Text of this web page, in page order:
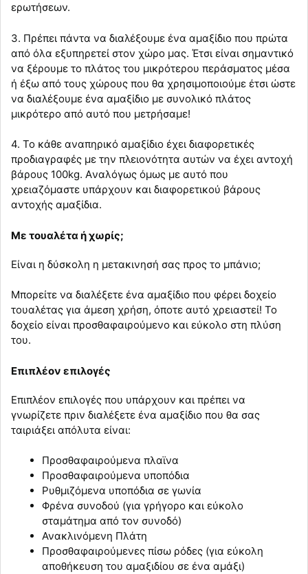
ερωτήσεων.
3. Πρέπει πάντα να διαλέξουμε ένα αμαξίδιο που πρώτα
από όλα εξυπηρετεί στον χώρο μας. Έτσι είναι σημαντικό
να ξέρουμε το πλάτος του μικρότερου περάσματος μέσα
ή έξω από τους χώρους που θα χρησιμοποιούμε έτσι ώστε
να διαλέξουμε ένα αμαξίδιο με συνολικό πλάτος
μικρότερο από αυτό που μετρήσαμε!
4. Το κάθε αναπηρικό αμαξίδιο έχει διαφορετικές
προδιαγραφές με την πλειονότητα αυτών να έχει αντοχή
βάρους 100kg. Aναλόγως όμως με αυτό που
χρειαζόμαστε υπάρχουν και διαφορετικού βάρους
αντοχής αμαξίδια.
Με τουαλέτα ή χωρίς;
Είναι η δύσκολη η μετακινησή σας προς το μπάνιο;
Mπορείτε να διαλέξετε ένα αμαξίδιο που φέρει δοχείο
τουαλέτας για άμεση χρήση, όποτε αυτό χρειαστεί! Το
δοχείο είναι προσθαφαιρούμενο και εύκολο στη πλύση
του.
Επιπλέον επιλογές
Επιπλέον επιλογές που υπάρχουν και πρέπει να
γνωρίζετε πριν διαλέξετε ένα αμαξίδιο που θα σας
ταιριάξει απόλυτα είναι:
Προσθαφαιρούμενα πλαϊνα
Προσθαφαιρούμενα υποπόδια
Ρυθμιζόμενα υποπόδια σε γωνία
Φρένα συνοδού (για γρήγορο και εύκολο
σταμάτημα από τον συνοδό)
Ανακλινόμενη Πλάτη
Προσθαφαιρούμενες πίσω ρόδες (για εύκολη
αποθήκευση του αμαξιδίου σε ένα αμάξι)